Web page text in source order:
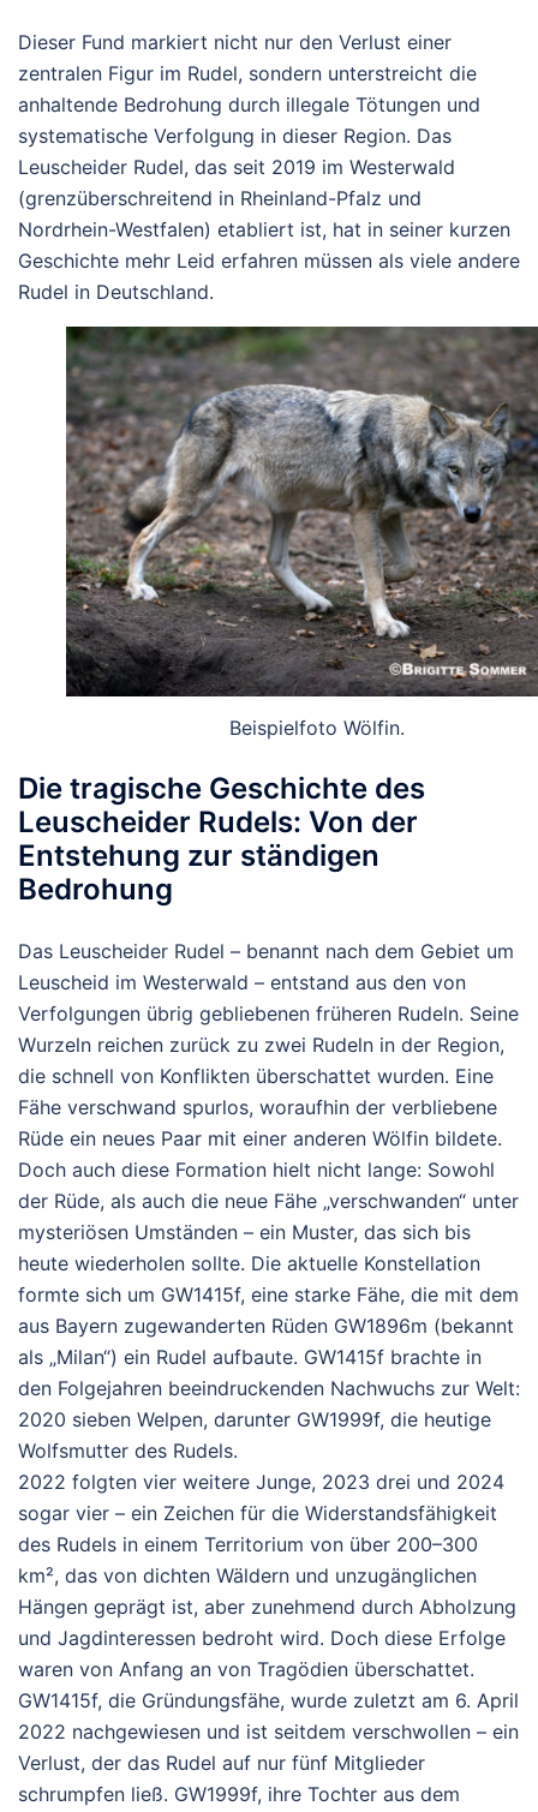
Dieser Fund markiert nicht nur den Verlust einer
zentralen Figur im Rudel, sondern unterstreicht die
anhaltende Bedrohung durch illegale Tötungen und
systematische Verfolgung in dieser Region. Das
Leuscheider Rudel, das seit 2019 im Westerwald
(grenzüberschreitend in Rheinland-Pfalz und
Nordrhein-Westfalen) etabliert ist, hat in seiner kurzen
Geschichte mehr Leid erfahren müssen als viele andere
Rudel in Deutschland.
Beispielfoto Wölfin.
Die tragische Geschichte des
Leuscheider Rudels: Von der
Entstehung zur ständigen
Bedrohung
Das Leuscheider Rudel – benannt nach dem Gebiet um
Leuscheid im Westerwald – entstand aus den von
Verfolgungen übrig gebliebenen früheren Rudeln. Seine
Wurzeln reichen zurück zu zwei Rudeln in der Region,
die schnell von Konflikten überschattet wurden. Eine
Fähe verschwand spurlos, woraufhin der verbliebene
Rüde ein neues Paar mit einer anderen Wölfin bildete.
Doch auch diese Formation hielt nicht lange: Sowohl
der Rüde, als auch die neue Fähe „verschwanden“ unter
mysteriösen Umständen – ein Muster, das sich bis
heute wiederholen sollte. Die aktuelle Konstellation
formte sich um GW1415f, eine starke Fähe, die mit dem
aus Bayern zugewanderten Rüden GW1896m (bekannt
als „Milan“) ein Rudel aufbaute. GW1415f brachte in
den Folgejahren beeindruckenden Nachwuchs zur Welt:
2020 sieben Welpen, darunter GW1999f, die heutige
Wolfsmutter des Rudels.
2022 folgten vier weitere Junge, 2023 drei und 2024
sogar vier – ein Zeichen für die Widerstandsfähigkeit
des Rudels in einem Territorium von über 200–300
km², das von dichten Wäldern und unzugänglichen
Hängen geprägt ist, aber zunehmend durch Abholzung
und Jagdinteressen bedroht wird. Doch diese Erfolge
waren von Anfang an von Tragödien überschattet.
GW1415f, die Gründungsfähe, wurde zuletzt am 6. April
2022 nachgewiesen und ist seitdem verschwollen – ein
Verlust, der das Rudel auf nur fünf Mitglieder
schrumpfen ließ. GW1999f, ihre Tochter aus dem